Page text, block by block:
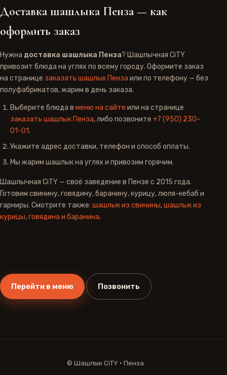
Доставка шашлыка Пенза — как
оформить заказ
Нужна доставка шашлыка Пенза? Шашлычная CiTY
привозит блюда на углях по всему городу. Оформите заказ
на странице заказать шашлык Пенза или по телефону — без
полуфабрикатов, жарим в день заказа.
Выберите блюда в меню на сайте или на странице
заказать шашлык Пенза, либо позвоните +7 (950) 230-
01-01.
Укажите адрес доставки, телефон и способ оплаты.
Мы жарим шашлык на углях и привозим горячим.
Шашлычная CiTY — своё заведение в Пензе с 2015 года.
Готовим свинину, говядину, баранину, курицу, люля-кебаб и
гарниры. Смотрите также: шашлык из свинины,шашлык из
курицы,говядина и баранина.
Перейти в меню Позвонить
© Шашлык CiTY · Пенза